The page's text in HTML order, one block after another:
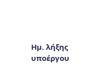
Ημ. λήξης
υποέργου